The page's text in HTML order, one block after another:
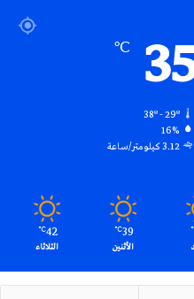
℃
38º - 29º
16%
3.12 كيلومتر/ساعة
39
℃
الأثنين
42
℃
الثلاثاء